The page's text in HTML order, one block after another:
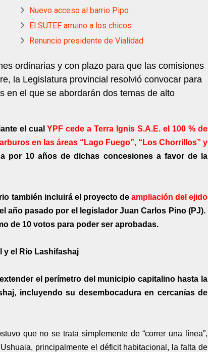
Nuevo acceso al barrio Pipo
El SUTEF arruino a los chicos
Renuncio presidente de Vialidad
ordinarias y con plazo para que las comisiones
la Legislatura provincial resolvió convocar para
en el que se abordarán dos temas de alto
el cualYPF cede a Terra Ignis S.A.E. el 100 % de
en las áreas “Lago Fuego”, “Los Chorrillos” y
por 10 años de dichas concesiones a favor de la
también incluirá el proyecto de ampliación del ejido
año pasado por el legislador Juan Carlos Pino (PJ).
de 10 votos para poder ser aprobadas.
y el Río Lashifashaj
el perímetro del municipio capitalino hasta la
incluyendo su desembocadura en cercanías de
que no se trata simplemente de “correr una línea”,
principalmente el déficit habitacional, la falta de